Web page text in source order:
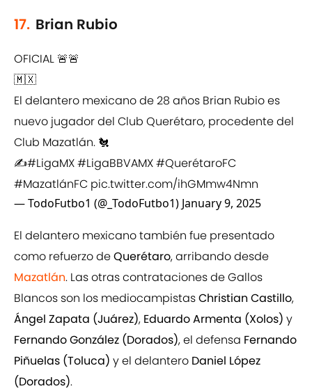
17. Brian Rubio
OFICIAL 🚨🚨
🇲🇽
El delantero mexicano de 28 años Brian Rubio es
nuevo jugador del Club Querétaro, procedente del
Club Mazatlán. 🐔
✍️#LigaMX#LigaBBVAMX#QuerétaroFC
#MazatlánFC pic.twitter.com/ihGMmw4Nmn
— TodoFutbo1 (@_TodoFutbo1) January 9, 2025
El delantero mexicano también fue presentado
como refuerzo deQuerétaro, arribando desde
Mazatlán. Las otras contrataciones de Gallos
Blancos son los mediocampistasChristian Castillo,
Ángel Zapata (Juárez), Eduardo Armenta (Xolos) y
Fernando González (Dorados), el defensa Fernando
Piñuelas (Toluca) y el delantero Daniel López
(Dorados).